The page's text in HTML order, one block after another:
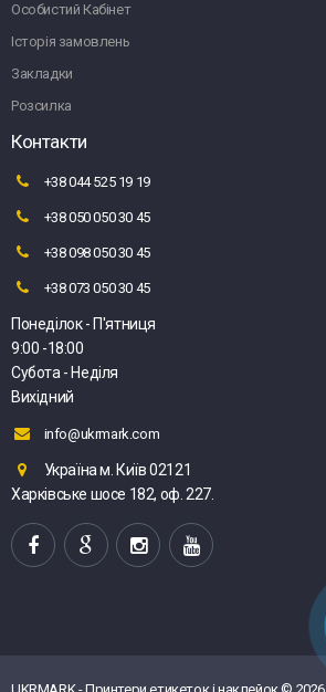
Особистий Кабінет
Історія замовлень
Закладки
Розсилка
Контакти
+38 044 525 19 19
+38 050 050 30 45
+38 098 050 30 45
+38 073 050 30 45
Понеділок - П'ятниця
9:00 -18:00
Субота - Неділя
Вихідний
info@ukrmark.com
Україна м. Київ 02121
Харківське шосе 182, оф. 227.